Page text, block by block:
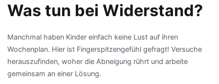
Was tun bei Widerstand?
Manchmal haben Kinder einfach keine Lust auf ihren
Wochenplan. Hier ist Fingerspitzengefühl gefragt! Versuche
herauszufinden, woher die Abneigung rührt und arbeite
gemeinsam an einer Lösung.